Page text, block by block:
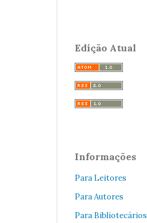
Edição Atual
Informações
Para Leitores
Para Autores
Para Bibliotecários